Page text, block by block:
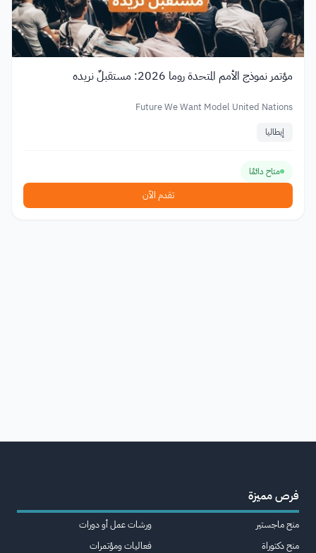
مؤتمر نموذج الأمم المتحدة روما 2026: مستقبلٌ نريده
Future We Want Model United Nations
إيطاليا
متاح دائمًا
تقدم الآن
فرص مميزة
منح ماجستير
منح دكتوراة
ورشات عمل أو دورات
فعاليات ومؤتمرات